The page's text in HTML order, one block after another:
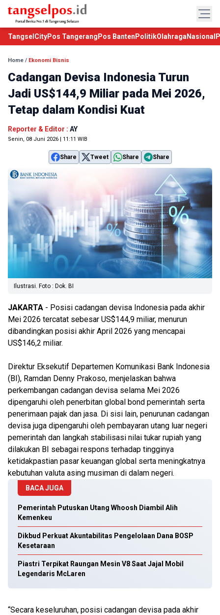
TangselCityPos Tangerang Pos Banten PolitikOlahraga Nasional
Home / Ekonomi Bisnis
Cadangan Devisa Indonesia Turun
Jadi US$144,9 Miliar pada Mei 2026,
Tetap dalam Kondisi Kuat
Reporter & Editor : AY
Senin, 08 Juni 2026 | 11:11 WIB
Share Tweet Share Share
Ilustrasi. Foto : Dok. BI
JAKARTA - Posisi cadangan devisa Indonesia pada akhir
Mei 2026 tercatat sebesar US$144,9 miliar, menurun
dibandingkan posisi akhir April 2026 yang mencapai
US$146,2 miliar.
Direktur Eksekutif Departemen Komunikasi Bank Indonesia
(BI), Ramdan Denny Prakoso, menjelaskan bahwa
perkembangan cadangan devisa selama Mei 2026
dipengaruhi oleh penerbitan global bond pemerintah serta
penerimaan pajak dan jasa. Di sisi lain, penurunan cadangan
devisa juga dipengaruhi oleh pembayaran utang luar negeri
pemerintah dan langkah stabilisasi nilai tukar rupiah yang
dilakukan BI sebagai respons terhadap tingginya
ketidakpastian pasar keuangan global serta meningkatnya
kebutuhan valuta asing musiman di dalam negeri.
BACA JUGA
Pemerintah Putuskan Utang Whoosh Diambil Alih
Kemenkeu
Dikbud Perkuat Akuntabilitas Pengelolaan Dana BOSP
Kesetaraan
Piastri Terpikat Raungan Mesin V8 Saat Jajal Mobil
Legendaris McLaren
“Secara keseluruhan, posisi cadangan devisa pada akhir